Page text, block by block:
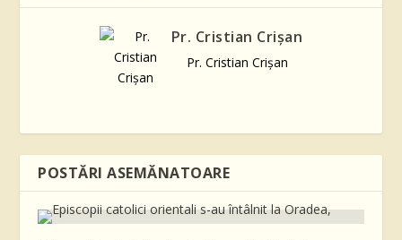
Pr. Cristian Crişan
Pr. Cristian Crişan
POSTĂRI ASEMĂNATOARE